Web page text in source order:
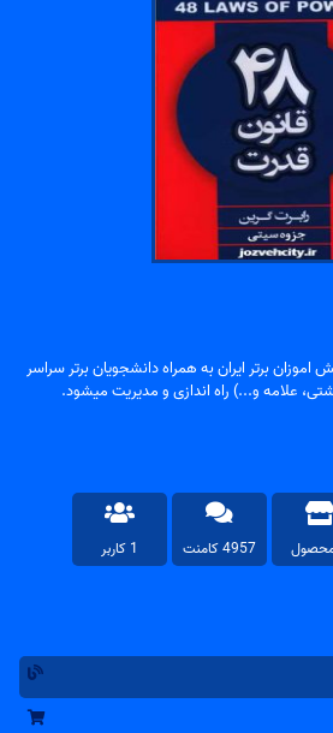
برتر ایران به همراه دانشجویان برتر سراسر
علامه و...) راه اندازی و مدیریت میشود.
4957 کامنت 1 کاربر